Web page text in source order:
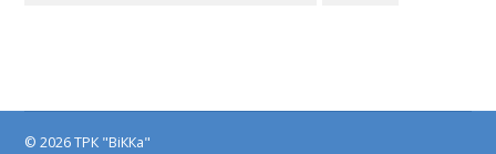
© 2026 ТРК "ВіККа"